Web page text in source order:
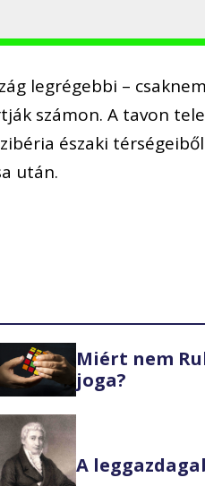
legrégebbi –
számon. A tavon
északi
után.
Miért nem
joga?
A